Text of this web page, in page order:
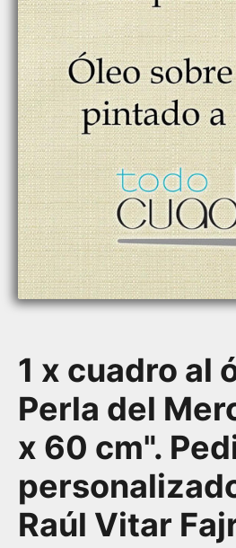
1 x cuadro al
Perla del
x 60 cm".
Raúl Vitar